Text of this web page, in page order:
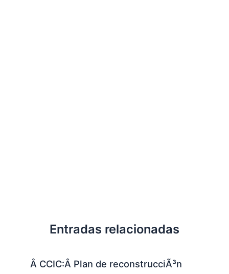
Entradas relacionadas
Â CCIC:Â Plan de reconstrucciÃ³n